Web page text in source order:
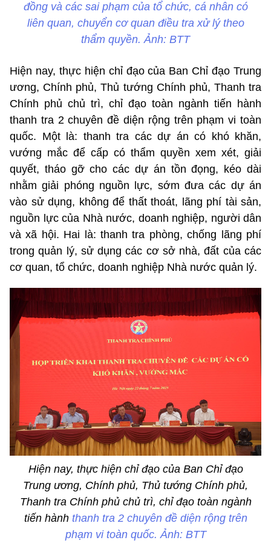
đồng và các sai phạm của tổ chức, cá nhân có
liên quan, chuyển cơ quan điều tra xử lý theo
thẩm quyền. Ảnh: BTT
Hiện nay, thực hiện chỉ đạo của Ban Chỉ đạo Trung
ương, Chính phủ, Thủ tướng Chính phủ, Thanh tra
Chính phủ chủ trì, chỉ đạo toàn ngành tiến hành
thanh tra 2 chuyên đề diện rộng trên phạm vi toàn
quốc. Một là: thanh tra các dự án có khó khăn,
vướng mắc để cấp có thẩm quyền xem xét, giải
quyết, tháo gỡ cho các dự án tồn đọng, kéo dài
nhằm giải phóng nguồn lực, sớm đưa các dự án
vào sử dụng, không để thất thoát, lãng phí tài sản,
nguồn lực của Nhà nước, doanh nghiệp, người dân
và xã hội. Hai là: thanh tra phòng, chống lãng phí
trong quản lý, sử dụng các cơ sở nhà, đất của các
cơ quan, tổ chức, doanh nghiệp Nhà nước quản lý.
Hiện nay, thực hiện chỉ đạo của Ban Chỉ đạo
Trung ương, Chính phủ, Thủ tướng Chính phủ,
Thanh tra Chính phủ chủ trì, chỉ đạo toàn ngành
tiến hành thanh tra 2 chuyên đề diện rộng trên
phạm vi toàn quốc. Ảnh: BTT